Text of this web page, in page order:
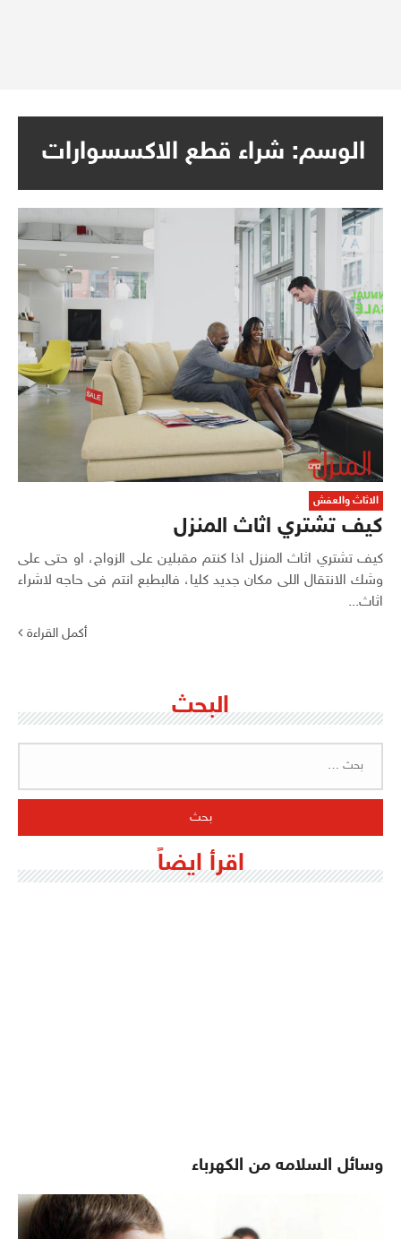
الوسم: شراء قطع الاكسسوارات
الاثاث والعفش
كيف تشتري اثاث المنزل
كيف تشتري اثاث المنزل اذا كنتم مقبلين على الزواج، او حتى على
وشك الانتقال اللى مكان جديد كليا، فالبطبع انتم فى حاجه لاشراء
اثاث...
أكمل القراءة
البحث
اقرأ ايضاً
وسائل السلامه من الكهرباء